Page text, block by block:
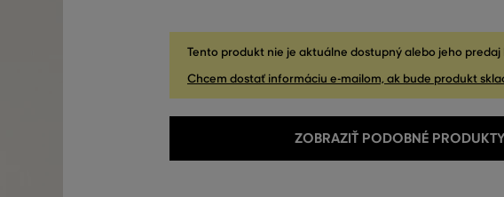
Tento produkt nie je aktuálne dostupný alebo jeho predaj
Chcem dostať informáciu e-mailom, ak bude produkt
ZOBRAZIŤ PODOBNÉ PRODUKTY